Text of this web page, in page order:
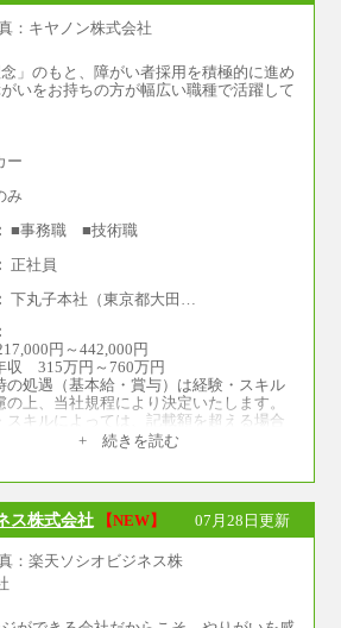
」のもと、障がい者採用を積極的に進め
いをお持ちの方が幅広い職種で活躍して
ー
み
■事務職 ■技術職
正社員
下丸子本社（東京都大田…
円～442,000円
収 315万円～760万円
の処遇（基本給・賞与）は経験・スキル
の上、当社規程により決定いたします。
スキルによっては、記載額を超える場合
+ 続きを読む
ス株式会社 【NEW】 07月28日更新